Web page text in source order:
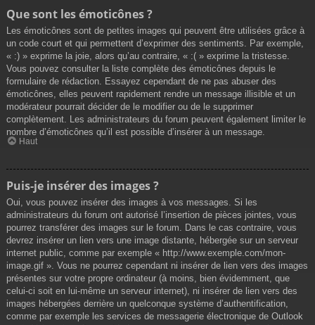
Que sont les émoticônes ?
Les émoticônes sont de petites images qui peuvent être utilisées grâce à
un code court et qui permettent d’exprimer des sentiments. Par exemple,
« :) » exprime la joie, alors qu’au contraire, « :( » exprime la tristesse.
Vous pouvez consulter la liste complète des émoticônes depuis le
formulaire de rédaction. Essayez cependant de ne pas abuser des
émoticônes, elles peuvent rapidement rendre un message illisible et un
modérateur pourrait décider de le modifier ou de le supprimer
complètement. Les administrateurs du forum peuvent également limiter le
nombre d’émoticônes qu’il est possible d’insérer à un message.
Haut
Puis-je insérer des images ?
Oui, vous pouvez insérer des images à vos messages. Si les
administrateurs du forum ont autorisé l’insertion de pièces jointes, vous
pourrez transférer des images sur le forum. Dans le cas contraire, vous
devrez insérer un lien vers une image distante, hébergée sur un serveur
internet public, comme par exemple « http://www.exemple.com/mon-
image.gif ». Vous ne pourrez cependant ni insérer de lien vers des images
présentes sur votre propre ordinateur (à moins, bien évidemment, que
celui-ci soit en lui-même un serveur internet), ni insérer de lien vers des
images hébergées derrière un quelconque système d’authentification,
comme par exemple les services de messagerie électronique de Outlook